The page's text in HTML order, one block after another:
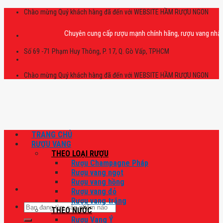
Skip
Chào mừng Quý khách hàng đã đến với WEBSITE HẦM RƯỢU NGON
Chuyên cung cấp rượu mạnh chính hãng, rượu vang nhập
Số 69 -71 Phạm Huy Thông, P. 17, Q. Gò Vấp, TPHCM
Chào mừng Quý khách hàng đã đến với WEBSITE HẦM RƯỢU NGON
Tìm
kiếm:
TRANG CHỦ
RƯỢU VANG
THEO LOẠI RƯỢU
Rượu Champagne Pháp
Rượu vang ngọt
Rượu vang hồng
Rượu vang đỏ
Rượu vang trắng
THEO NƯỚC
Rượu Vang Ý